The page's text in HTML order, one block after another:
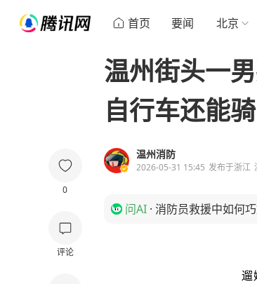
首页 要闻 北京
0
评论
温州街头一
自行车还能
温州消防
2026-05-31 15:45 发布于浙江
问AI · 消防员救援中如何
遛